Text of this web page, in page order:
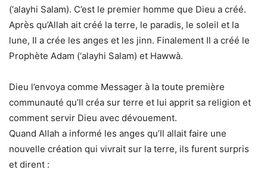
(‘alayhi Salam). C’est le premier homme que Dieu a créé.
Après qu’Allah ait créé la terre, le paradis, le soleil et la
lune, Il a crée les anges et les jinn. Finalement Il a créé le
Prophète Adam (‘alayhi Salam) et Hawwà.
Dieu l’envoya comme Messager à la toute première
communauté qu’Il créa sur terre et lui apprit sa religion et
comment servir Dieu avec dévouement.
Quand Allah a informé les anges qu’Il allait faire une
nouvelle création qui vivrait sur la terre, ils furent surpris
et dirent :